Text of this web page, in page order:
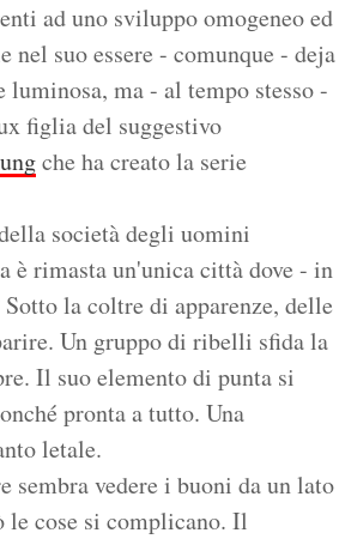
ad uno sviluppo omogeneo ed
suo essere - comunque - deja
luminosa, ma - al tempo stesso -
figlia del suggestivo
che ha creato la serie
società degli uomini
è rimasta un'unica città dove - in
la coltre di apparenze, delle
Un gruppo di ribelli sfida la
Il suo elemento di punta si
pronta a tutto. Una
letale.
sembra vedere i buoni da un lato
cose si complicano. Il